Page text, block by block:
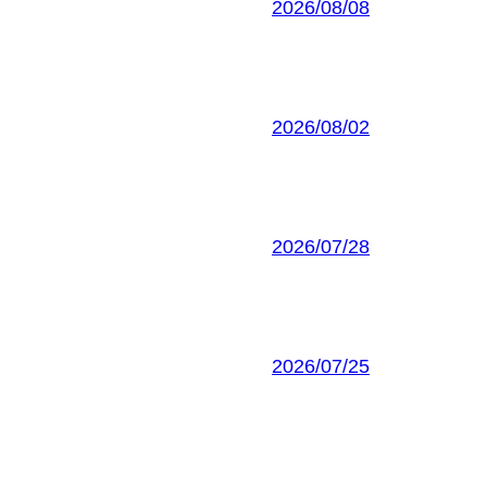
2026/08/08
2026/08/02
2026/07/28
2026/07/25